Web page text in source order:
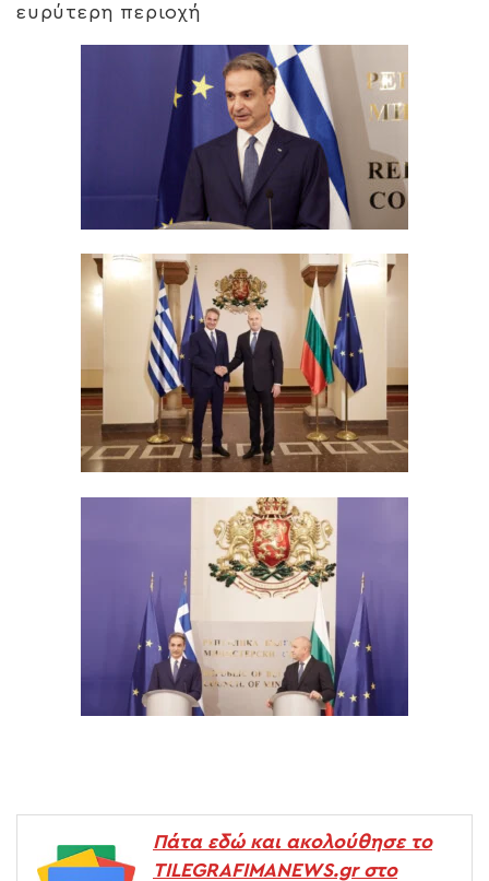
ευρύτερη περιοχή
Πάτα εδώ και ακολούθησε το
TILEGRAFIMANEWS.gr στο